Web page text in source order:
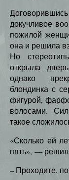
докучливое
пожилой
она и решила
Но
открыла
однако
блондинка с
фигурой,
волосами.
такое
«Сколько ей
пять», —
– Проходите,